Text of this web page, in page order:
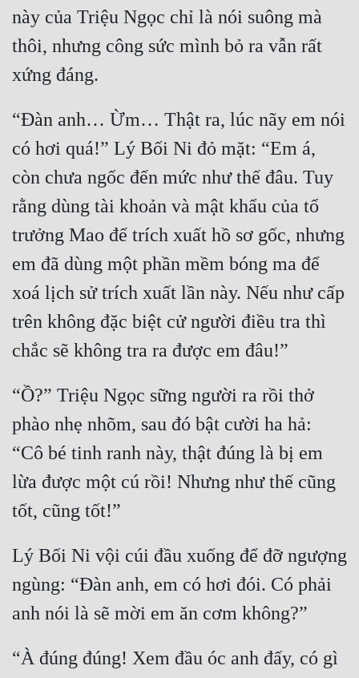
này của Triệu Ngọc chỉ là nói suông mà
thôi, nhưng công sức mình bỏ ra vẫn rất
“Đàn anh… Ừm… Thật ra, lúc nãy em nói
có hơi quá!” Lý Bối Ni đỏ mặt: “Em á,
còn chưa ngốc đến mức như thế đâu. Tuy
rằng dùng tài khoản và mật khẩu của tổ
trưởng Mao để trích xuất hồ sơ gốc, nhưng
em đã dùng một phần mềm bóng ma để
xoá lịch sử trích xuất lần này. Nếu như cấp
trên không đặc biệt cử người điều tra thì
“Ồ?” Triệu Ngọc sững người ra rồi thở
phào nhẹ nhõm, sau đó bật cười ha hả:
“Cô bé tinh ranh này, thật đúng là bị em
lừa được một cú rồi! Nhưng như thế cũng
Lý Bối Ni vội cúi đầu xuống để đỡ ngượng
ngùng: “Đàn anh, em có hơi đói. Có phải
“À đúng đúng! Xem đầu óc anh đấy, có gì